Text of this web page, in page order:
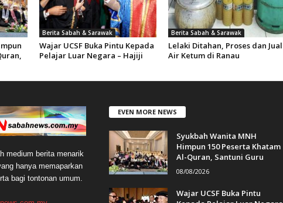
Berita Sabah & Sarawak
Wajar UCSF Buka Pintu Kepada
Pelajar Luar Negara – Hajiji
Berita Sabah & Sarawak
Lelaki Ditahan, Proses dan Jual
Air Ketum di Ranau
medium berita menarik
hanya memaparkan
bagi tontonan umum.
EVEN MORE NEWS
Syukbah Wanita MNH
Himpun 150 Peserta Khatam
Al-Quran, Santuni Guru
08/08/2026
Wajar UCSF Buka Pintu